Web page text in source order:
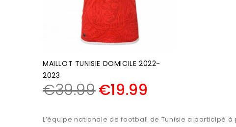
MAILLOT TUNISIE DOMICILE 2022-
2023
€39.99€19.99
L’équipe nationale de football de Tunisie a participé à